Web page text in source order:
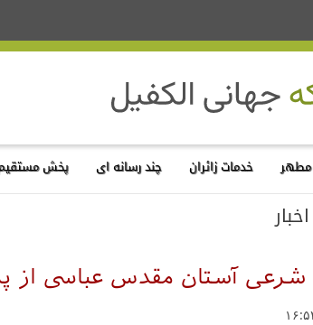
مطهر خدمات زائران چند رسانه ای پخش
اخبار
شرعی آستان مقدس عباسی از